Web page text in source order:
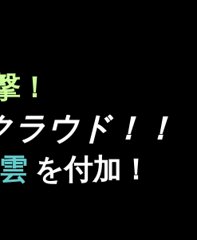
！
ラウド！！
を付加！